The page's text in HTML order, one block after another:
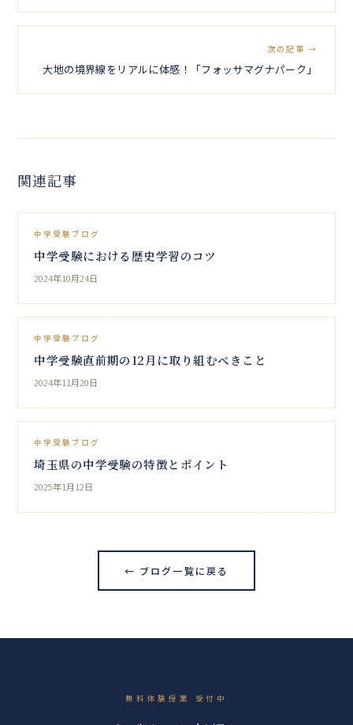
次の記事 →
大地の境界線をリアルに体感！「フォッサマグナパーク」
関連記事
中学受験ブログ
中学受験における歴史学習のコツ
2024年10月24日
中学受験ブログ
中学受験直前期の12月に取り組むべきこと
2024年11月20日
中学受験ブログ
埼玉県の中学受験の特徴とポイント
2025年1月12日
← ブログ一覧に戻る
無料体験授業 受付中